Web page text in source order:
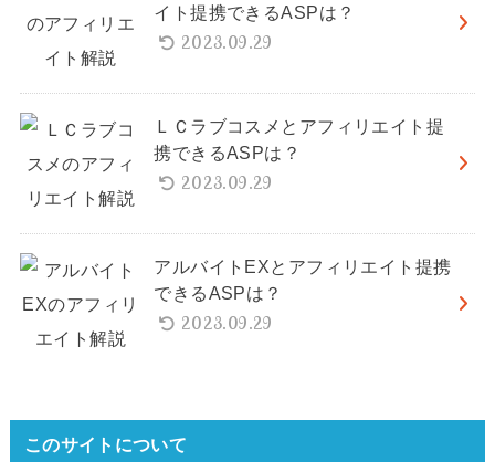
イト提携できるASPは？
2023.09.29
ＬＣラブコスメとアフィリエイト提
携できるASPは？
2023.09.29
アルバイトEXとアフィリエイト提携
できるASPは？
2023.09.29
このサイトについて